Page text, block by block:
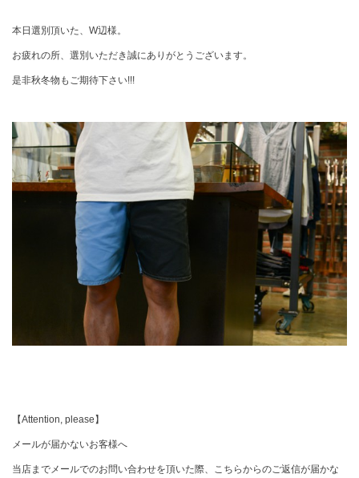
本日選別頂いた、W辺様。
お疲れの所、選別いただき誠にありがとうございます。
是非秋冬物もご期待下さい!!!
【Attention, please】
メールが届かないお客様へ
当店までメールでのお問い合わせを頂いた際、こちらからのご返信が届かな